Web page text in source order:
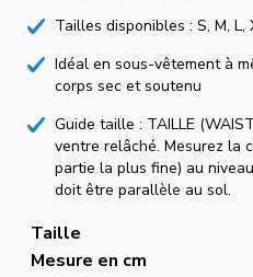
Tailles disponibles : S, M, L,
Idéal en sous-vêtement à
corps sec et soutenu
Guide taille : TAILLE
ventre relâché. Mesurez la
partie la plus fine) au
doit être parallèle au sol.
Taille
Mesure en cm